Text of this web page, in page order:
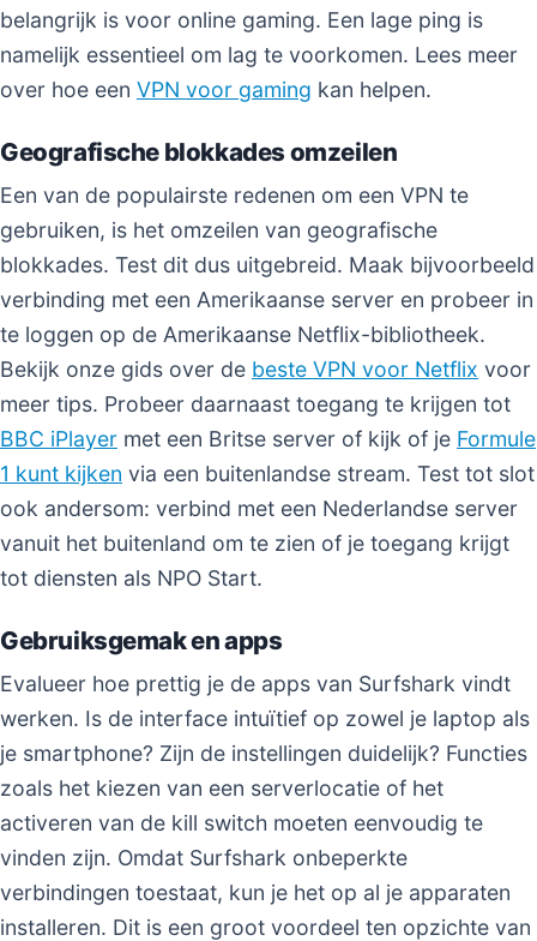
belangrijk is voor online gaming. Een lage ping is
namelijk essentieel om lag te voorkomen. Lees meer
over hoe een VPN voor gaming kan helpen.
Geografische blokkades omzeilen
Een van de populairste redenen om een VPN te
gebruiken, is het omzeilen van geografische
blokkades. Test dit dus uitgebreid. Maak bijvoorbeeld
verbinding met een Amerikaanse server en probeer in
te loggen op de Amerikaanse Netflix-bibliotheek.
Bekijk onze gids over de beste VPN voor Netflix voor
meer tips. Probeer daarnaast toegang te krijgen tot
BBC iPlayer met een Britse server of kijk of je Formule
1 kunt kijken via een buitenlandse stream. Test tot slot
ook andersom: verbind met een Nederlandse server
vanuit het buitenland om te zien of je toegang krijgt
tot diensten als NPO Start.
Gebruiksgemak en apps
Evalueer hoe prettig je de apps van Surfshark vindt
werken. Is de interface intuïtief op zowel je laptop als
je smartphone? Zijn de instellingen duidelijk? Functies
zoals het kiezen van een serverlocatie of het
activeren van de kill switch moeten eenvoudig te
vinden zijn. Omdat Surfshark onbeperkte
verbindingen toestaat, kun je het op al je apparaten
installeren. Dit is een groot voordeel ten opzichte van